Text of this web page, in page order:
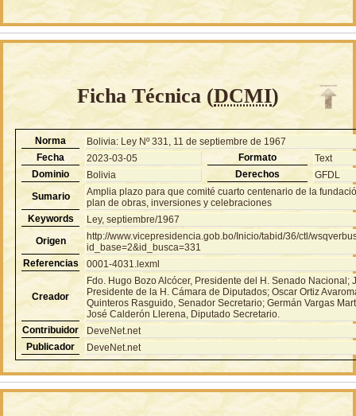
Ficha Técnica (DCMI)
Norma
Bolivia: Ley Nº 331, 11 de septiembre de 1967
Fecha
2023-03-05 Formato
Text
Dominio
Bolivia Derechos
GFDL
Sumario
Amplia plazo para que comité cuarto centenario de la
plan de obras, inversiones y celebraciones
Keywords
Ley, septiembre/1967
Origen
http://www.vicepresidencia.gob.bo/Inicio/tabid/36/ctl/
id_base=2&id_busca=331
Referencias
0001-4031.lexml
Creador
Fdo. Hugo Bozo Alcócer, Presidente del H. Senado Nacional;
Presidente de la H. Cámara de Diputados; Oscar Ortiz
Quinteros Rasguido, Senador Secretario; Germán Vargas
José Calderón Llerena, Diputado Secretario.
Contribuidor
DeveNet.net
Publicador
DeveNet.net